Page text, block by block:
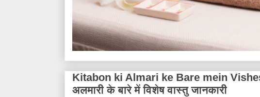
Kitabon ki Almari ke Bare mein
अलमारी के बारे में विशेष वास्तु जानकारी